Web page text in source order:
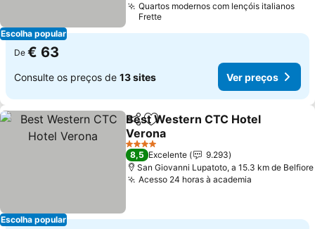
Escolha popular
Quartos modernos com lençóis italianos
Frette
De € 63
Consulte os preços de 13 sites Ver preços
Escolha popular
PartilharAdicionar aos favoritos
Best Western CTC Hotel
Verona
4 Estrelas
8,5 Excelente
9.293
San Giovanni Lupatoto, a 15.3 km de Belfiore
Acesso 24 horas à academia